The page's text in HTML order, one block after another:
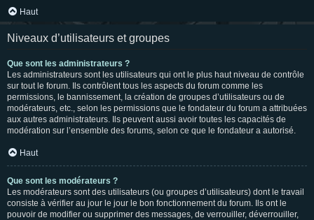
Haut
Niveaux d’utilisateurs et groupes
Que sont les administrateurs ?
Les administrateurs sont les utilisateurs qui ont le plus haut niveau de contrôle
sur tout le forum. Ils contrôlent tous les aspects du forum comme les
permissions, le bannissement, la création de groupes d’utilisateurs ou de
modérateurs, etc., selon les permissions que le fondateur du forum a attribuées
aux autres administrateurs. Ils peuvent aussi avoir toutes les capacités de
modération sur l’ensemble des forums, selon ce que le fondateur a autorisé.
Haut
Que sont les modérateurs ?
Les modérateurs sont des utilisateurs (ou groupes d’utilisateurs) dont le travail
consiste à vérifier au jour le jour le bon fonctionnement du forum. Ils ont le
pouvoir de modifier ou supprimer des messages, de verrouiller, déverrouiller,